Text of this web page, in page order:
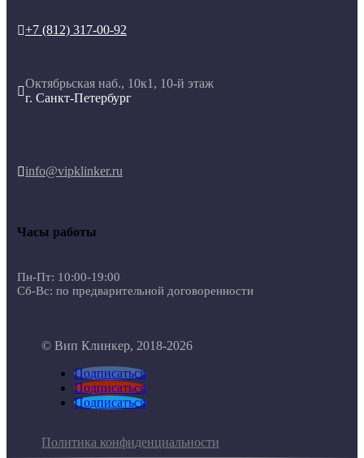
+7 (812) 317-00-92

Октябрьская наб., 10к1, 10-й этаж
г. Санкт-Петербург
info@vipklinker.ru
Часы работы
Пн-Пт: 10:00-19:00
Сб-Вс: по предварительной договоренности
© Вип Клинкер, 2018-2026
Подписаться
Подписаться
Подписаться
Политика конфиденциальности